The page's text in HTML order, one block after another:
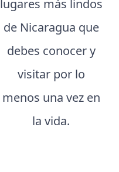
lugares más lindos
de Nicaragua que
debes conocer y
visitar por lo
menos una vez en
la vida.